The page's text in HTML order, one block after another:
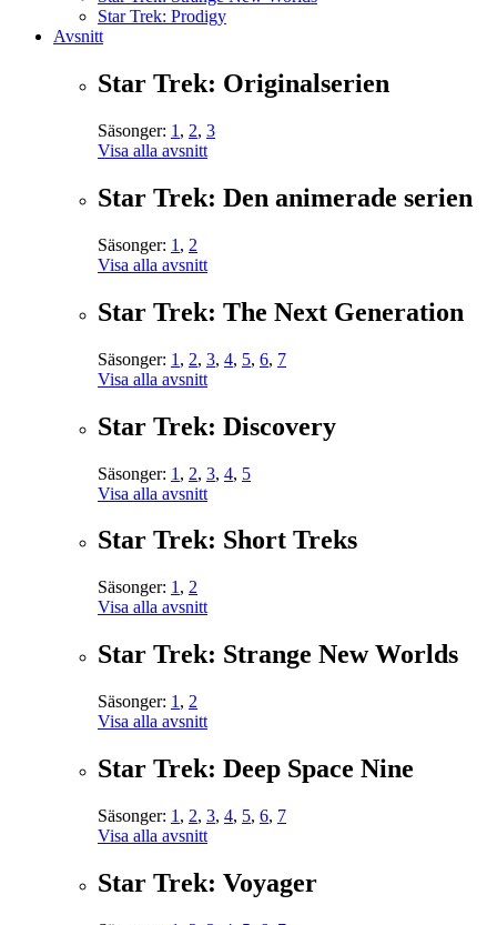
Star Trek: Prodigy
Avsnitt
Star Trek: Originalserien
Säsonger: 1 , 2, 3
Visa alla avsnitt
Star Trek: Den animerade serien
Säsonger: 1 , 2
Visa alla avsnitt
Star Trek: The Next Generation
Säsonger: 1 , 2, 3, 4, 5, 6, 7
Visa alla avsnitt
Star Trek: Discovery
Säsonger: 1 , 2, 3, 4, 5
Visa alla avsnitt
Star Trek: Short Treks
Säsonger: 1 , 2
Visa alla avsnitt
Star Trek: Strange New Worlds
Säsonger: 1 , 2
Visa alla avsnitt
Star Trek: Deep Space Nine
Säsonger: 1 , 2, 3, 4, 5, 6, 7
Visa alla avsnitt
Star Trek: Voyager